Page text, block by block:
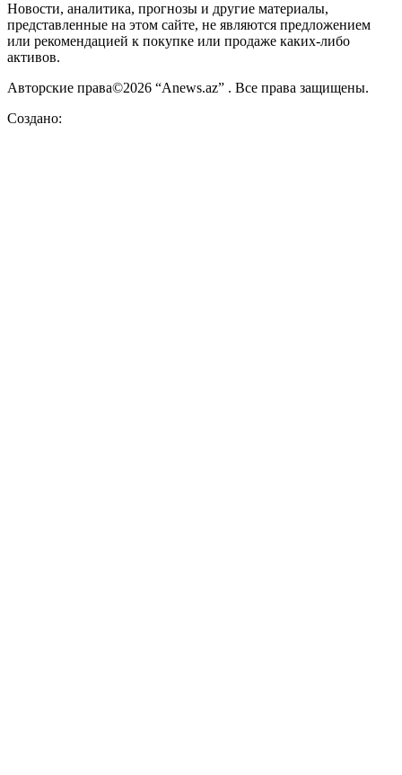
Новости, аналитика, прогнозы и другие материалы,
представленные на этом сайте, не являются предложением
или рекомендацией к покупке или продаже каких-либо
активов.
Авторские права©2026 “Anews.az” . Все права защищены.
Создано: